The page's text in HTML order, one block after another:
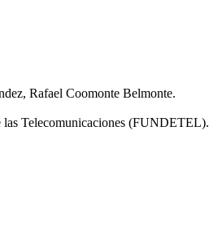
Rafael Coomonte Belmonte.
Telecomunicaciones (FUNDETEL).